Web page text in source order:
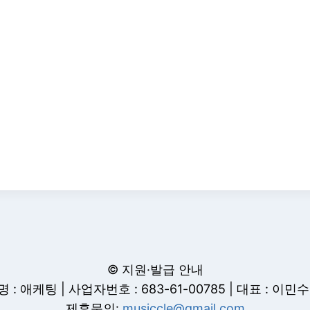
© 지원·발급 안내
: 애케팅 | 사업자번호 : 683-61-00785 | 대표 : 이민